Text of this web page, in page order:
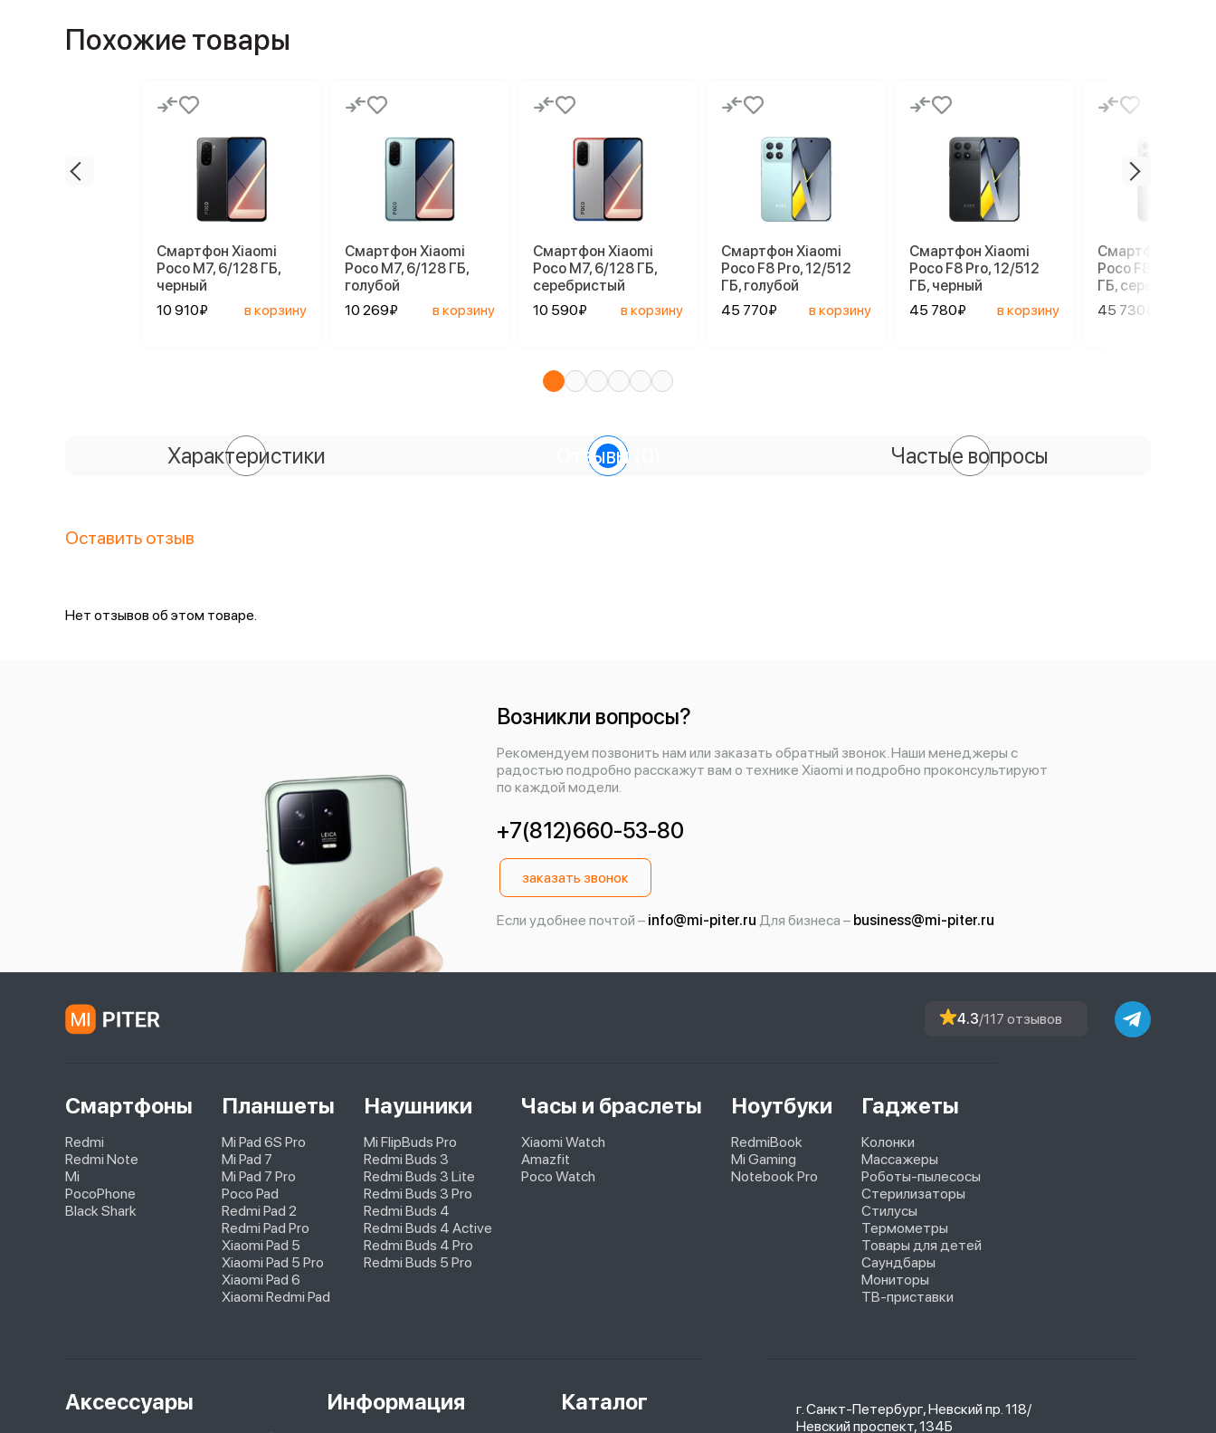
Похожие товары
Смартфон Xiaomi
Poco M7, 6/128 ГБ,
черный
10 910₽
в корзину
Смартфон Xiaomi
Poco M7, 6/128 ГБ,
голубой
10 269₽
в корзину
Смартфон Xiaomi
Poco M7, 6/128 ГБ,
серебристый
10 590₽
в корзину
Смартфон Xiaomi
Poco F8 Pro, 12/512
ГБ, голубой
45 770₽
в корзину
Смартфон Xiaomi
Poco F8 Pro, 12/512
ГБ, черный
45 780₽
в корзину
Смартфон
Poco F8 Pro, 12/
ГБ, серебристый
45 730₽
Характеристики Отзывы Частые вопросы
Оставить отзыв
Нет отзывов об этом товаре.
Возникли вопросы?
Рекомендуем позвонить нам или заказать обратный звонок. Наши менеджеры с
радостью подробно расскажут вам о технике Xiaomi и подробно проконсультируют
по каждой модели.
+7(812)660-53-80
заказать звонок
Если удобнее почтой – info@mi-piter.ru Для бизнеса – business@mi-piter.ru
4.3/117 отзывов
Смартфоны
Redmi
Redmi Note
Mi
PocoPhone
Black Shark
Планшеты
Mi Pad 6S Pro
Mi Pad 7
Mi Pad 7 Pro
Poco Pad
Redmi Pad 2
Redmi Pad Pro
Xiaomi Pad 5
Xiaomi Pad 5 Pro
Xiaomi Pad 6
Xiaomi Redmi Pad
Наушники
Mi FlipBuds Pro
Redmi Buds 3
Redmi Buds 3 Lite
Redmi Buds 3 Pro
Redmi Buds 4
Redmi Buds 4 Active
Redmi Buds 4 Pro
Redmi Buds 5 Pro
Часы и браслеты
Xiaomi Watch
Amazfit
Poco Watch
Ноутбуки
RedmiBook
Mi Gaming
Notebook Pro
Гаджеты
Колонки
Массажеры
Роботы-пылесосы
Стерилизаторы
Стилусы
Термометры
Товары для детей
Саундбары
Мониторы
ТВ-приставки
Аксессуары Информация Каталог
г. Санкт-Петербург, Невский пр. 118/
Невский проспект, 134Б